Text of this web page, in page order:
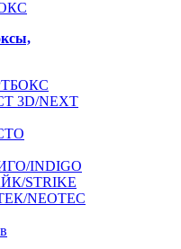
3D/NEXT
INDIGO
STRIKE
NEOTEC